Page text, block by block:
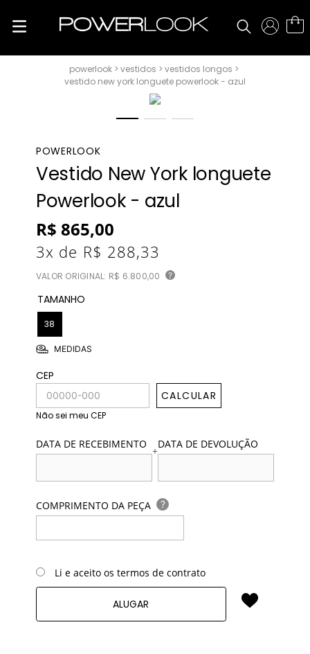
vestidos
vestidos longos
vestido new york longuete powerlook - azul
POWERLOOK
Vestido New York longuete
Powerlook - azul
R$ 865,00
3x de R$ 288,33
VALOR ORIGINAL: R$ 6.800,00 ?
TAMANHO
38
MEDIDAS
CEP
CALCULAR
Não sei meu CEP
DATA DE RECEBIMENTO +DATA DE DEVOLUÇÃO
COMPRIMENTO DA PEÇA ?
Li e aceito os termos de contrato
ALUGAR